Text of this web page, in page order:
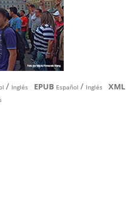
/ Inglés EPUB Español / Inglés XML